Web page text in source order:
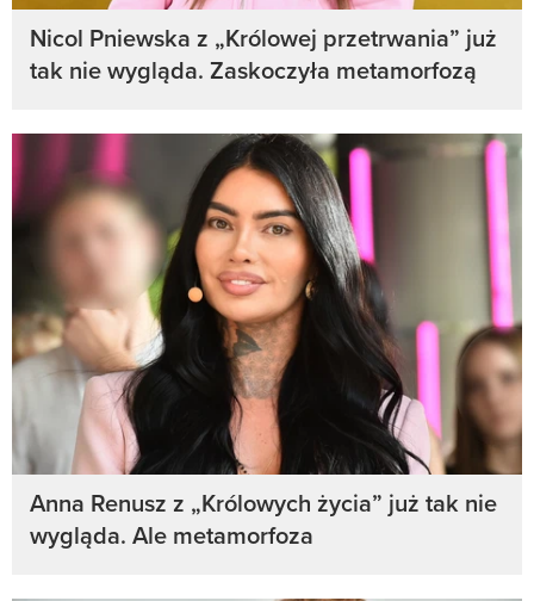
Nicol Pniewska z „Królowej przetrwania” już
tak nie wygląda. Zaskoczyła metamorfozą
Anna Renusz z „Królowych życia” już tak nie
wygląda. Ale metamorfoza